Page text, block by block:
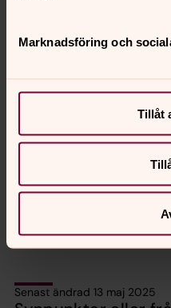
Marknadsföring och
Tillåt
Diakoniassistent
E-post:
Senast ändrad 13 maj 2025